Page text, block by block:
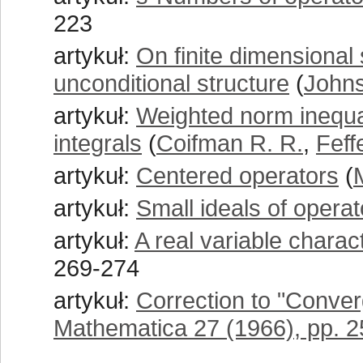
223
artykuł: On finite
unconditional structure (
artykuł: Weighted norm
integrals (Coifman R. R.,
artykuł: Centered operators (
artykuł: Small ideals of
artykuł: A real variable
269-274
artykuł: Correction to
Mathematica 27 (1966), pp.